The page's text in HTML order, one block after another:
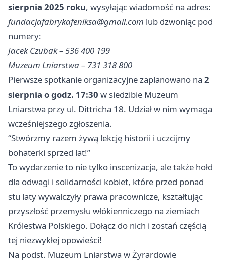
sierpnia 2025 roku, wysyłając wiadomość na adres:
fundacjafabrykafeniksa@gmail.com lub dzwoniąc pod
numery:
Jacek Czubak – 536 400 199
Muzeum Lniarstwa – 731 318 800
Pierwsze spotkanie organizacyjne zaplanowano na 2
sierpnia o godz. 17:30 w siedzibie Muzeum
Lniarstwa przy ul. Dittricha 18. Udział w nim wymaga
wcześniejszego zgłoszenia.
“Stwórzmy razem żywą lekcję historii i uczcijmy
bohaterki sprzed lat!”
To wydarzenie to nie tylko inscenizacja, ale także hołd
dla odwagi i solidarności kobiet, które przed ponad
stu laty wywalczyły prawa pracownicze, kształtując
przyszłość przemysłu włókienniczego na ziemiach
Królestwa Polskiego. Dołącz do nich i zostań częścią
tej niezwykłej opowieści!
Na podst. Muzeum Lniarstwa w Żyrardowie